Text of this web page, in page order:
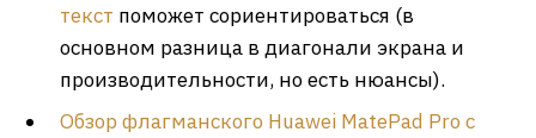
текст поможет сориентироваться (в
основном разница в диагонали экрана и
производительности, но есть нюансы).
Обзор флагманского Huawei MatePad Pro с